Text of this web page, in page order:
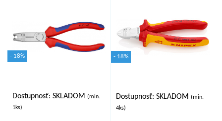
- 18%
Dostupnosť: SKLADOM (min.
1ks)
- 18%
Dostupnosť: SKLADOM (min.
4ks)